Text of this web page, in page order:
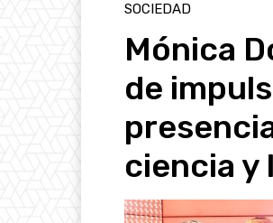
SOCIEDAD
Mónica
de
ciencia y